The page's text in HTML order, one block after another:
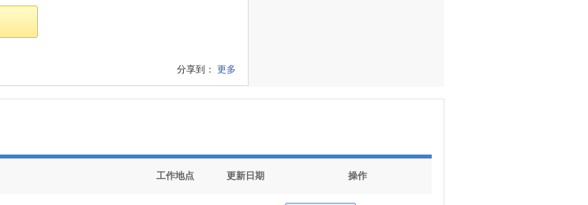
分享到： 更多
工作地点 更新日期 操作